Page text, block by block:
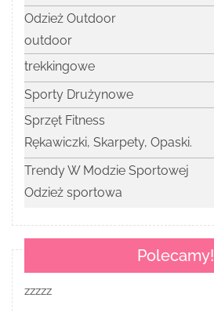
Odzież Outdoor
outdoor
trekkingowe
Sporty Drużynowe
Sprzęt Fitness
Rękawiczki, Skarpety, Opaski.
Trendy W Modzie Sportowej
Odzież sportowa
Polecamy!
zzzzz